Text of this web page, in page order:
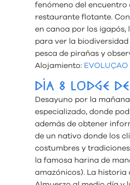
fenómeno del encuentro
restaurante flotante.
en canoa por los igapós,
para ver la
pesca de pirañas y
Alojamiento:
DÍA 8 LODGE DE
Desayuno por la
especializado, donde
además de obtener
de un nativo donde los
costumbres y
la famosa harina de
amazónicos). La historia